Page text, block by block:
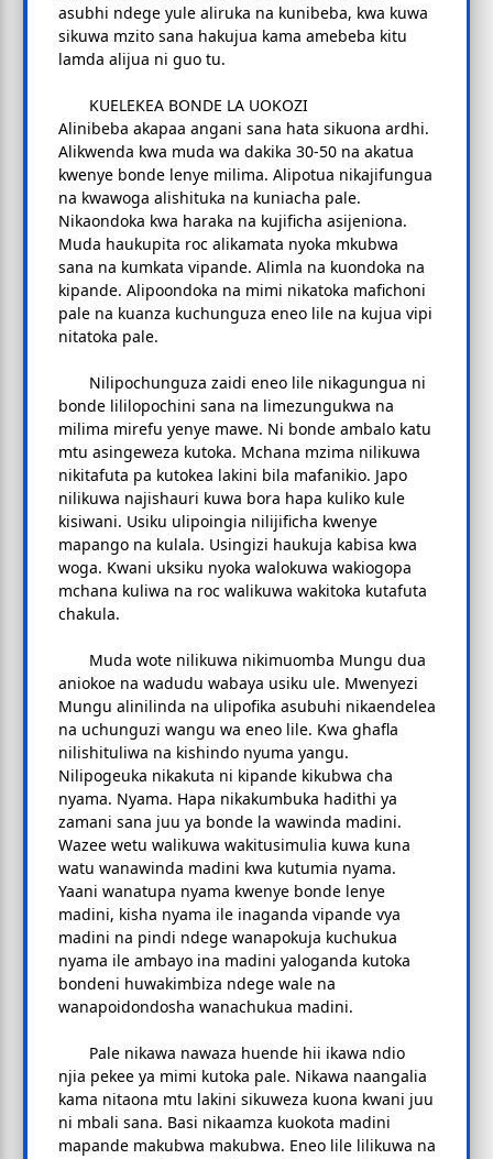
asubhi ndege yule aliruka na kunibeba, kwa kuwa
sikuwa mzito sana hakujua kama amebeba kitu
lamda alijua ni guo tu.
KUELEKEA BONDE LA UOKOZI
Alinibeba akapaa angani sana hata sikuona ardhi.
Alikwenda kwa muda wa dakika 30-50 na akatua
kwenye bonde lenye milima. Alipotua nikajifungua
na kwawoga alishituka na kuniacha pale.
Nikaondoka kwa haraka na kujificha asijeniona.
Muda haukupita roc alikamata nyoka mkubwa
sana na kumkata vipande. Alimla na kuondoka na
kipande. Alipoondoka na mimi nikatoka mafichoni
pale na kuanza kuchunguza eneo lile na kujua vipi
nitatoka pale.
Nilipochunguza zaidi eneo lile nikagungua ni
bonde lililopochini sana na limezungukwa na
milima mirefu yenye mawe. Ni bonde ambalo katu
mtu asingeweza kutoka. Mchana mzima nilikuwa
nikitafuta pa kutokea lakini bila mafanikio. Japo
nilikuwa najishauri kuwa bora hapa kuliko kule
kisiwani. Usiku ulipoingia nilijificha kwenye
mapango na kulala. Usingizi haukuja kabisa kwa
woga. Kwani uksiku nyoka walokuwa wakiogopa
mchana kuliwa na roc walikuwa wakitoka kutafuta
chakula.
Muda wote nilikuwa nikimuomba Mungu dua
aniokoe na wadudu wabaya usiku ule. Mwenyezi
Mungu alinilinda na ulipofika asubuhi nikaendelea
na uchunguzi wangu wa eneo lile. Kwa ghafla
nilishituliwa na kishindo nyuma yangu.
Nilipogeuka nikakuta ni kipande kikubwa cha
nyama. Nyama. Hapa nikakumbuka hadithi ya
zamani sana juu ya bonde la wawinda madini.
Wazee wetu walikuwa wakitusimulia kuwa kuna
watu wanawinda madini kwa kutumia nyama.
Yaani wanatupa nyama kwenye bonde lenye
madini, kisha nyama ile inaganda vipande vya
madini na pindi ndege wanapokuja kuchukua
nyama ile ambayo ina madini yaloganda kutoka
bondeni huwakimbiza ndege wale na
wanapoidondosha wanachukua madini.
Pale nikawa nawaza huende hii ikawa ndio
njia pekee ya mimi kutoka pale. Nikawa naangalia
kama nitaona mtu lakini sikuweza kuona kwani juu
ni mbali sana. Basi nikaamza kuokota madini
mapande makubwa makubwa. Eneo lile lilikuwa na